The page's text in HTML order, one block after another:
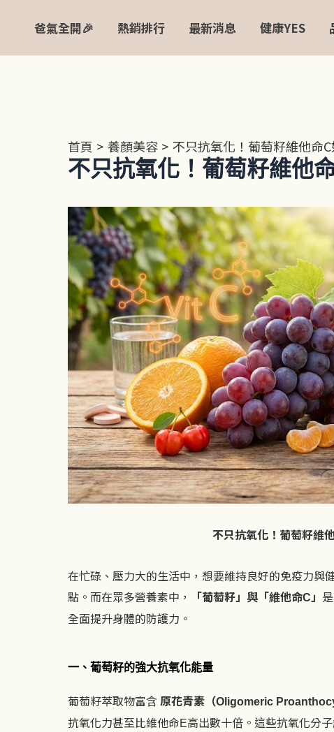
爸氣全開🎉 熱銷排行 最新消息 健康YES
首頁 養顏美容 不只抗氧化！葡萄籽維他命
不只抗氧化！葡萄籽維他
不只抗氧化！葡萄籽維
在忙碌、壓力大的生活中，想要維持良好的免疫力與
點。而在眾多營養素中，
「葡萄籽」與「維他命C」
全面提升身體的防護力。
一、葡萄籽的強大抗氧化能量
葡萄籽萃取物富含 原花青素（Oligomeric
抗氧化力甚至比維他命E高出數十倍。這些抗氧化分
navigation